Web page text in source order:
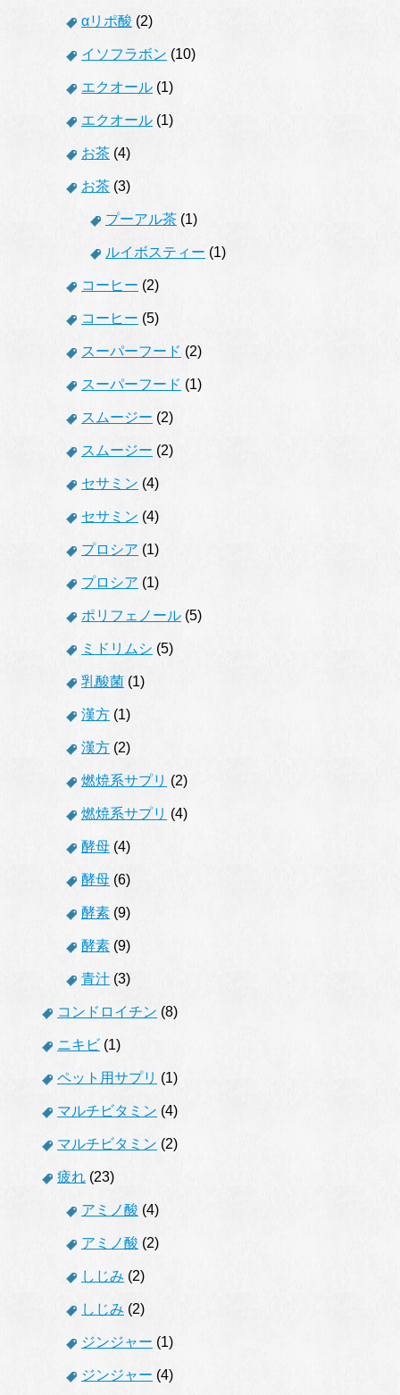
αリポ酸 (2)
イソフラボン (10)
エクオール (1)
エクオール (1)
お茶 (4)
お茶 (3)
プーアル茶 (1)
ルイボスティー (1)
コーヒー (2)
コーヒー (5)
スーパーフード (2)
スーパーフード (1)
スムージー (2)
スムージー (2)
セサミン (4)
セサミン (4)
プロシア (1)
プロシア (1)
ポリフェノール (5)
ミドリムシ (5)
乳酸菌 (1)
漢方 (1)
漢方 (2)
燃焼系サプリ (2)
燃焼系サプリ (4)
酵母 (4)
酵母 (6)
酵素 (9)
酵素 (9)
青汁 (3)
コンドロイチン (8)
ニキビ (1)
ペット用サプリ (1)
マルチビタミン (4)
マルチビタミン (2)
疲れ (23)
アミノ酸 (4)
アミノ酸 (2)
しじみ (2)
しじみ (2)
ジンジャー (1)
ジンジャー (4)